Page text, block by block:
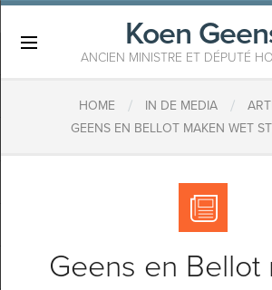
Koen
ANCIEN MINISTRE ET DÉPUTÉ
HOME / IN DE MEDIA /
GEENS EN BELLOT MAKEN WET
Geens en Bellot